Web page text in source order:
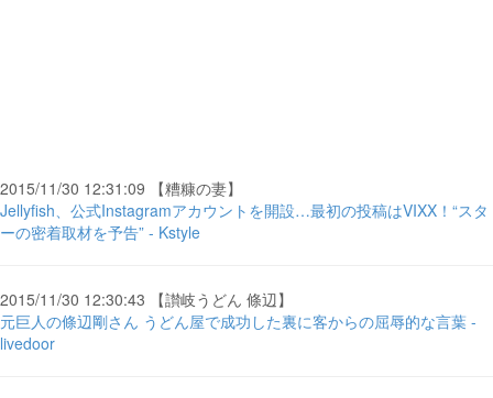
2015/11/30 12:31:09 【糟糠の妻】
Jellyfish、公式Instagramアカウントを開設…最初の投稿はVIXX！“スタ
ーの密着取材を予告” - Kstyle
2015/11/30 12:30:43 【讃岐うどん 條辺】
元巨人の條辺剛さん うどん屋で成功した裏に客からの屈辱的な言葉 -
livedoor